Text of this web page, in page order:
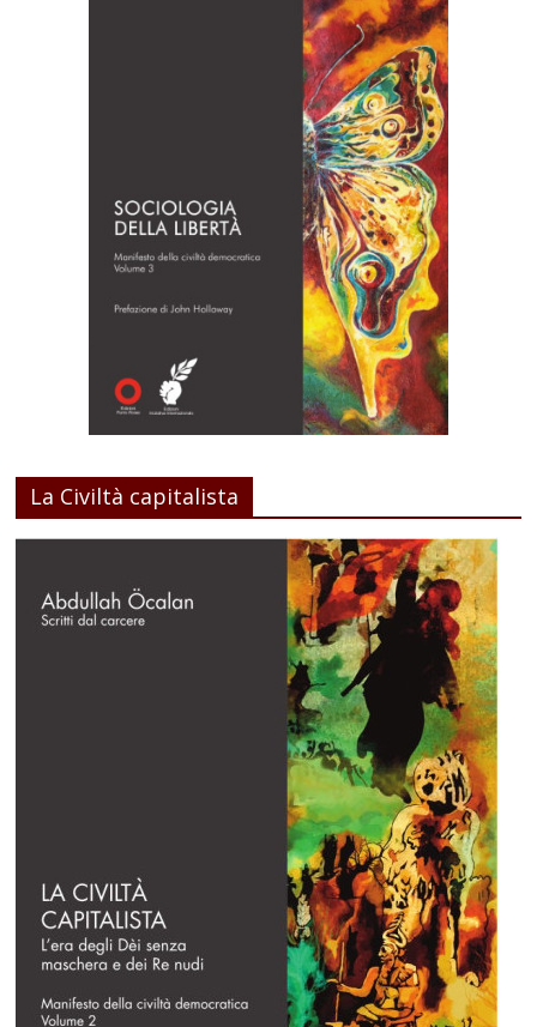
La Civiltà capitalista